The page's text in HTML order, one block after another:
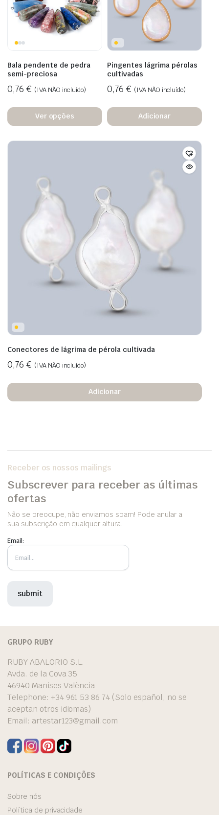
Bala pendente de pedra
semi-preciosa
0,76 € (IVA NÃO incluído)
Ver opções
Pingentes lágrima pérolas
cultivadas
0,76 € (IVA NÃO incluído)
Adicionar
Conectores de lágrima de pérola cultivada
0,76 € (IVA NÃO incluído)
Adicionar
Receber os nossos mailings
Subscrever para receber as últimas
ofertas
Não se preocupe, não enviamos spam! Pode anular a
sua subscrição em qualquer altura.
Email:
GRUPO RUBY
RUBY ABALORIO S.L.
Avda. de la Cova 35
46940 Manises València
Telephone: +34 961 53 86 74 (Solo español, no se
aceptan otros idiomas)
Email: artestar123@gmail.com
POLÍTICAS E CONDIÇÕES
Sobre nós
Política de privacidade